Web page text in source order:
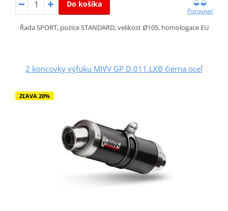
Do košíka
Porovnať
Řada SPORT, pozice STANDARD, velikost Ø105, homologace EU
2 koncovky výfuku MIVV GP D.011.LXB čierna oceľ
ZĽAVA 20%